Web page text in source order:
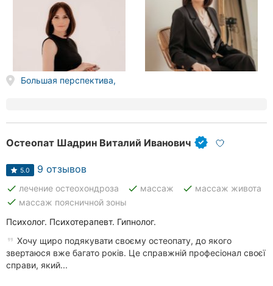
Кропивницкий
Винница
Житомир
Киев
Запорожье
Большая перспектива,
Остеопат Шадрин Виталий Иванович
5.0 9 отзывов
done лечение остеохондроза done массаж done массаж живота
done массаж поясничной зоны
Психолог. Психотерапевт. Гипнолог.
Хочу щиро подякувати своєму остеопату, до якого
звертаюся вже багато років. Це справжній професіонал своєї
справи, який...